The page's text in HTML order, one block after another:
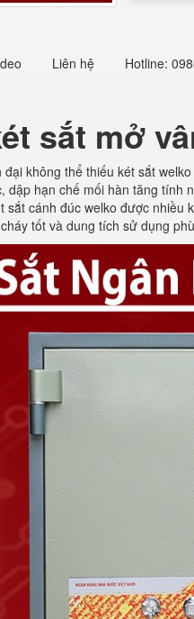
Liên hệ Hotline:
sắt mở
đại không thể thiếu két sắt
dập hạn chế mối hàn tăng
cánh đúc welko được
tốt và dung tích sử dụng